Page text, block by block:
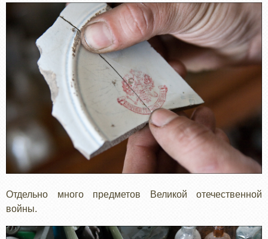
Отдельно много предметов Великой отечественной
войны.